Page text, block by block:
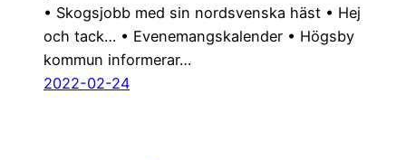
• Skogsjobb med sin nordsvenska häst • Hej
och tack… • Evenemangskalender • Högsby
kommun informerar…
2022-02-24